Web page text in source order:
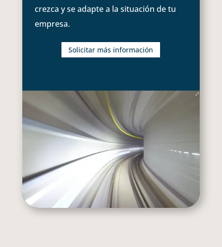
crezca y se adapte a la situación de tu
empresa.
Solicitar más información